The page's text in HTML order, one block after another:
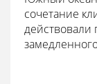
сочетание
действовали